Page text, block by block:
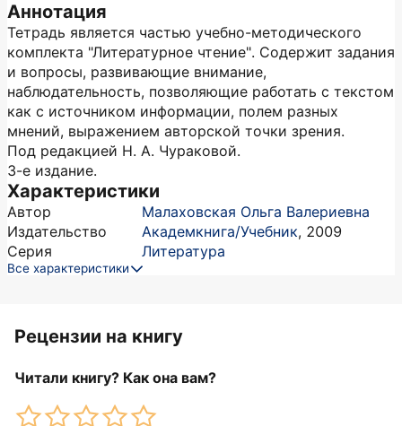
Аннотация
Тетрадь является частью учебно-методического
комплекта "Литературное чтение". Содержит задания
и вопросы, развивающие внимание,
наблюдательность, позволяющие работать с текстом
как с источником информации, полем разных
мнений, выражением авторской точки зрения.
Под редакцией Н. А. Чураковой.
3-е издание.
Характеристики
Автор
Малаховская Ольга Валериевна
Издательство
Академкнига/Учебник, 2009
Серия
Литература
Все характеристики
Рецензии на книгу
Читали книгу? Как она вам?